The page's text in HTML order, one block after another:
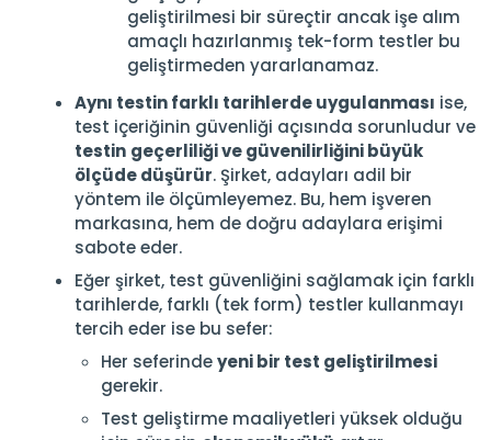
geliştirilmesi bir süreçtir ancak işe alım
amaçlı hazırlanmış tek-form testler bu
geliştirmeden yararlanamaz.
Aynı testin farklı tarihlerde uygulanması ise,
test içeriğinin güvenliği açısında sorunludur ve
testin geçerliliği ve güvenilirliğini büyük
ölçüde düşürür. Şirket, adayları adil bir
yöntem ile ölçümleyemez. Bu, hem işveren
markasına, hem de doğru adaylara erişimi
sabote eder.
Eğer şirket, test güvenliğini sağlamak için farklı
tarihlerde, farklı (tek form) testler kullanmayı
tercih eder ise bu sefer:
Her seferindeyeni bir test geliştirilmesi
gerekir.
Test geliştirme maaliyetleri yüksek olduğu